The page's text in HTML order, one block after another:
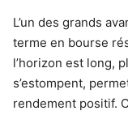
L’un des grands
terme en bourse
l’horizon est long,
s’estompent,
rendement positif.